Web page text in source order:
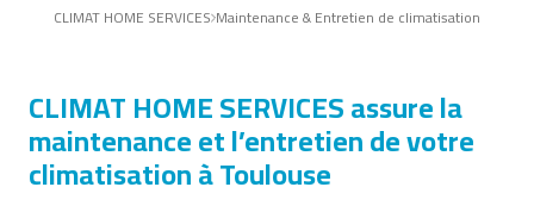
CLIMAT HOME SERVICES Maintenance & Entretien de climatisation
CLIMAT HOME SERVICES assure la
maintenance et l’entretien de votre
climatisation à Toulouse